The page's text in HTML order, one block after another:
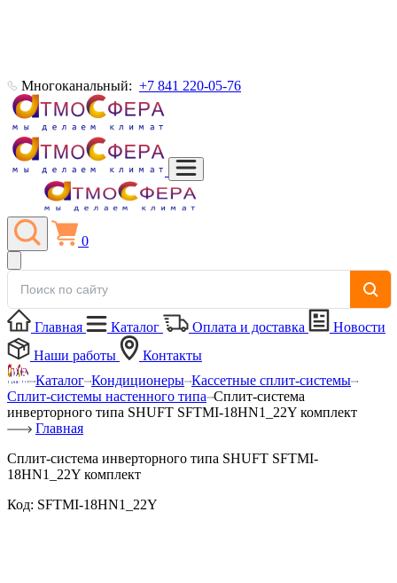
Многоканальный: +7 841 220-05-76
0
Главная Каталог Оплата и доставка
Новости
Наши работы
Контакты
Каталог Кондиционеры Кассетные сплит-системы
Сплит-системы настенного типа Сплит-система
инверторного типа SHUFT SFTMI-18HN1_22Y комплект
Главная
Сплит-система инверторного типа SHUFT SFTMI-
18HN1_22Y комплект
Код: SFTMI-18HN1_22Y